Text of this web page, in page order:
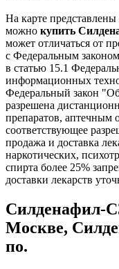
На карте
можно купить
может отличаться от
с Федеральным
в статью 15.1
информационных
Федеральный закон
разрешена
препаратов,
соответствующее
продажа и доставка
наркотических,
спирта более 25%
доставки лекарств
Силденафил-
Москве,
по.